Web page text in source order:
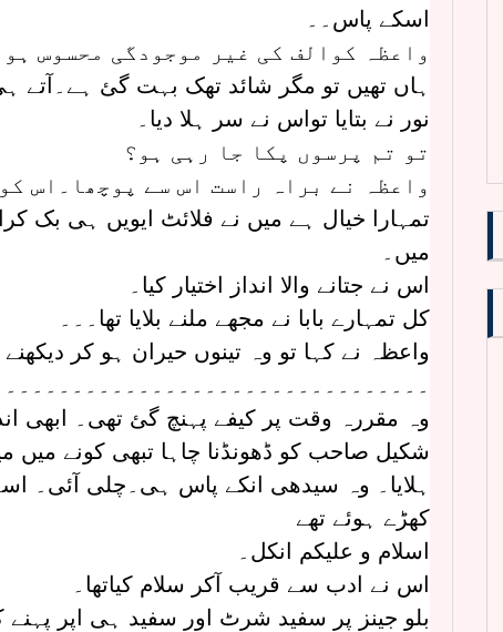
اسکے پاس۔۔
واعظہ کوالف کی غیر موجودگی محسوس
ہاں تھیں تو مگر شائد تھک بہت گئ
نور نے بتایا تواس نے سر ہلا دیا۔
تو تم پرسوں پکا جا رہی ہو؟
واعظہ نے براہ راست اس سے پوچھا۔اس
تمہارا خیال ہے میں نے فلائٹ ایویں ہی بک
میں۔
اس نے جتانے والا انداز اختیار کیا۔
کل تمہارے بابا نے مجھے ملنے بلایا تھا۔۔۔
واعظہ نے کہا تو وہ تینوں حیران ہو کر
وہ مقررہ وقت پر کیفے پہنچ گئ تھی۔ ابھی
شکیل صاحب کو ڈھونڈنا چاہا تبھی کونے میں
ہلایا۔ وہ سیدھی انکے پاس ہی۔چلی آئی۔
کھڑے ہوئے تھے
اسلام و علیکم انکل۔
اس نے ادب سے قریب آکر سلام کیاتھا۔
بلو جینز پر سفید شرٹ اور سفید ہی اپر پہنے